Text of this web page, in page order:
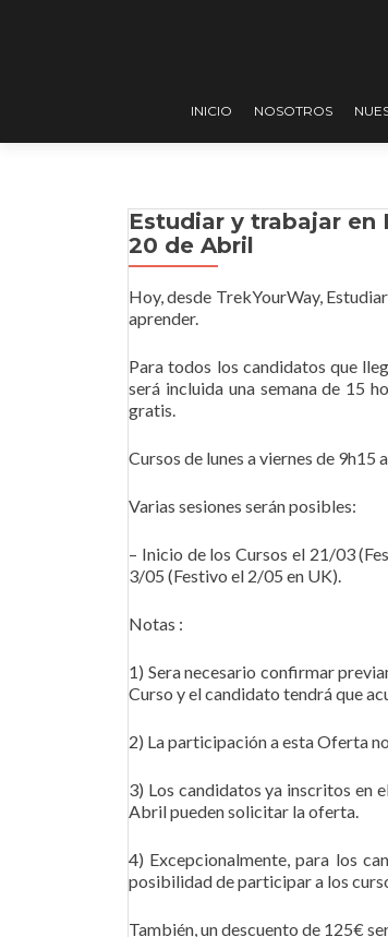
INICIO NOSOTROS
Estudiar y trabajar en
20 de Abril
Hoy, desde TrekYourWay,
aprender.
Para todos los candidatos que
será incluida una semana de 15
gratis.
Cursos de lunes a viernes de 9h15
Varias sesiones serán posibles:
– Inicio de los Cursos el 21/03
3/05 (Festivo el 2/05 en UK).
Notas :
1) Sera necesario confirmar
Curso y el candidato tendrá que
2) La participación a esta Oferta
3) Los candidatos ya inscritos en
Abril pueden solicitar la oferta.
4) Excepcionalmente, para los
posibilidad de participar a los
También, un descuento de 125€